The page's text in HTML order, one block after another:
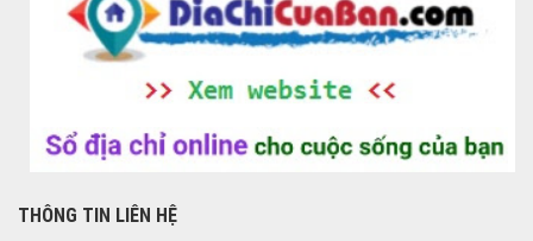
THÔNG TIN LIÊN HỆ